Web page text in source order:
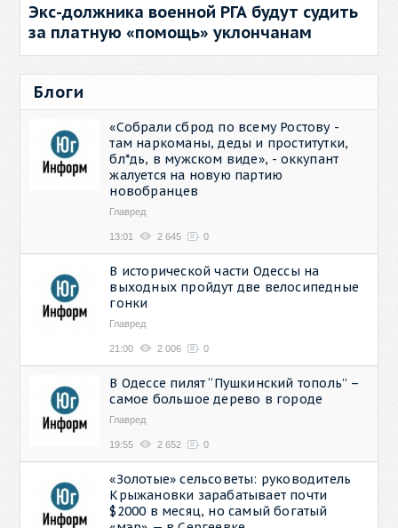
Экс-должника военной РГА будут судить
за платную «помощь» уклончанам
Блоги
«Собрали сброд по всему Ростову -
там наркоманы, деды и проститутки,
бл*дь, в мужском виде», - оккупант
жалуется на новую партию
новобранцев
Главред
13:01 2 645 0
В исторической части Одессы на
выходных пройдут две велосипедные
гонки
Главред
21:00 2 006 0
В Одессе пилят “Пушкинский тополь” –
самое большое дерево в городе
Главред
19:55 2 652 0
«Золотые» сельсоветы: руководитель
Крыжановки зарабатывает почти
$2000 в месяц, но самый богатый